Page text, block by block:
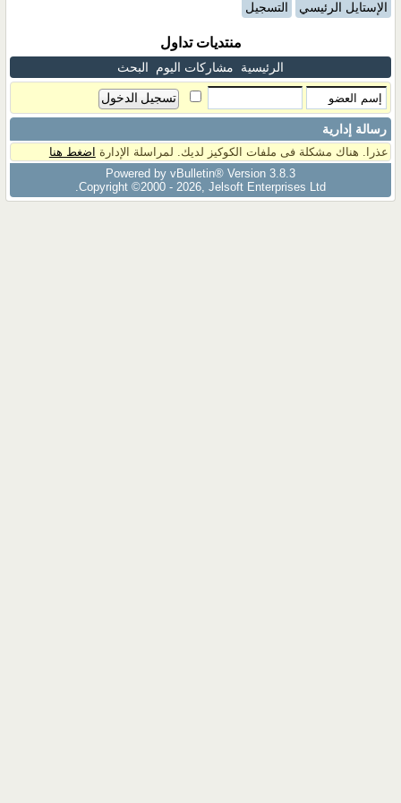
الإستايل الرئيسي التسجيل
منتديات تداول
الرئيسية مشاركات اليوم البحث
رسالة إدارية
عذرا. هناك مشكلة فى ملفات الكوكيز لديك. لمراسلة الإدارة اضغط هنا
Powered by vBulletin® Version 3.8.3
Copyright ©2000 - 2026, Jelsoft Enterprises Ltd.